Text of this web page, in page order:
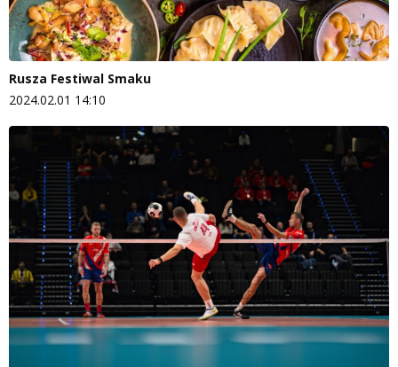
Rusza Festiwal Smaku
2024.02.01 14:10